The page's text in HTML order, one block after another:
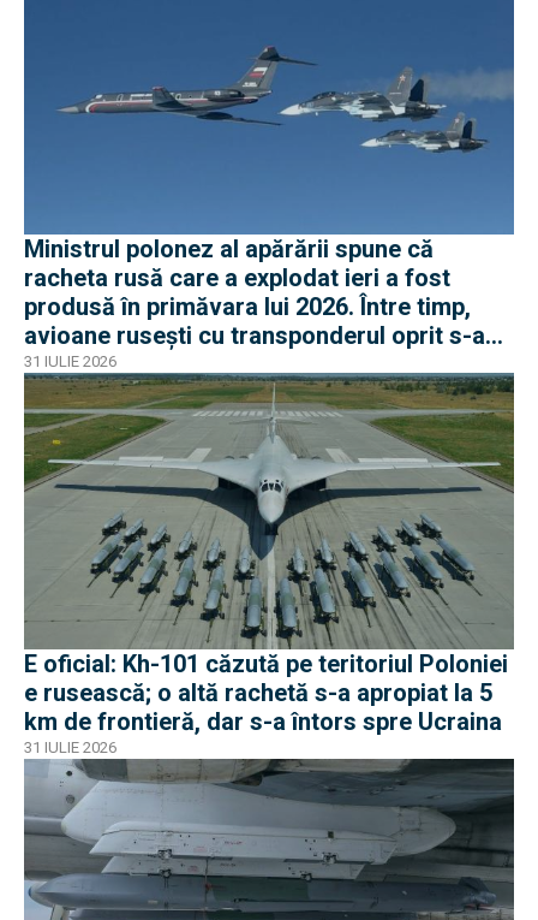
Ministrul polonez al apărării spune că
racheta rusă care a explodat ieri a fost
produsă în primăvara lui 2026. Între timp,
avioane rusești cu transponderul oprit s-au
apropiat de frontiera Poloniei
31 IULIE 2026
E oficial: Kh-101 căzută pe teritoriul Poloniei
e rusească; o altă rachetă s-a apropiat la 5
km de frontieră, dar s-a întors spre Ucraina
31 IULIE 2026